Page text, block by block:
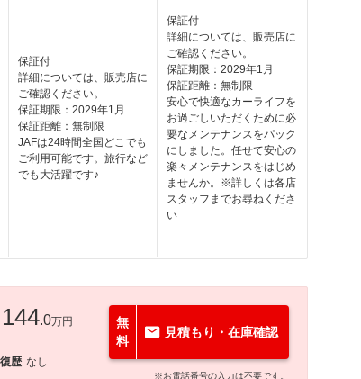
保証付
詳細については、販売店に
ご確認ください。
保証期限：2029年1月
保証距離：無制限
JAFは24時間全国どこでも
ご利用可能です。旅行など
でも大活躍です♪
保証付
詳細については、販売店に
ご確認ください。
保証期限：2029年1月
保証距離：無制限
安心で快適なカーライフを
お過ごしいただくために必
要なメンテナンスをパック
にしました。任せて安心の
楽々メンテナンスをはじめ
ませんか。※詳しくは各店
スタッフまでお尋ねくださ
い
144.0万円
歴 なし
無
料
見積もり・在庫確認
※お電話番号の入力は不要です。